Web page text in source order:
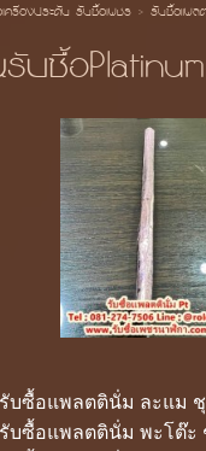
ครื่องประดับ รับซื้อเพชร> รับซื้อแพล
บซื้อ
บซื้อแพลตตินั่ม ละแม
บซื้อแพลตตินั่ม พะโต๊ะ